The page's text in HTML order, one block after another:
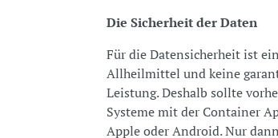
Die Sicherheit der Daten
Für die Datensicherheit ist
Allheilmittel und keine
Leistung. Deshalb sollte
Systeme mit der Container
Apple oder Android. Nur